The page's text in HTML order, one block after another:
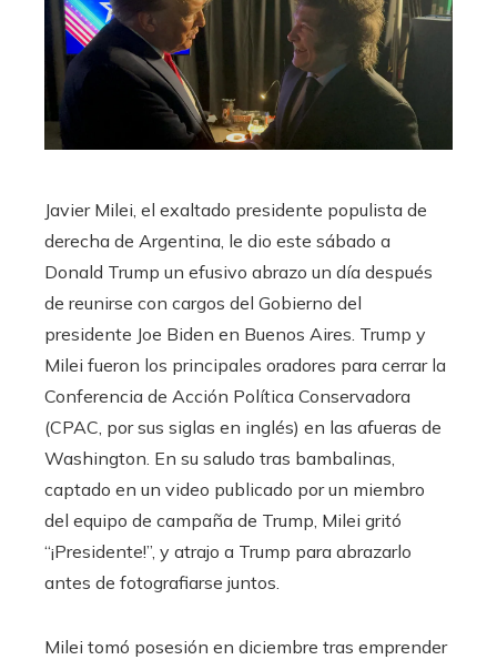
Javier Milei, el exaltado presidente populista de
derecha de Argentina, le dio este sábado a
Donald Trump un efusivo abrazo un día después
de reunirse con cargos del Gobierno del
presidente Joe Biden en Buenos Aires. Trump y
Milei fueron los principales oradores para cerrar la
Conferencia de Acción Política Conservadora
(CPAC, por sus siglas en inglés) en las afueras de
Washington. En su saludo tras bambalinas,
captado en un video publicado por un miembro
del equipo de campaña de Trump, Milei gritó
“¡Presidente!”, y atrajo a Trump para abrazarlo
antes de fotografiarse juntos.
Milei tomó posesión en diciembre tras emprender